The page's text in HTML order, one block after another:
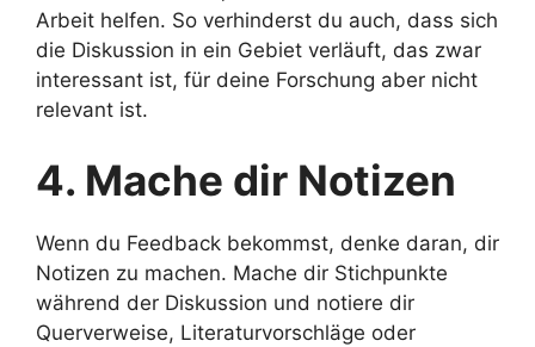
Arbeit helfen. So verhinderst du auch, dass sich
die Diskussion in ein Gebiet verläuft, das zwar
interessant ist, für deine Forschung aber nicht
relevant ist.
4. Mache dir Notizen
Wenn du Feedback bekommst, denke daran, dir
Notizen zu machen. Mache dir Stichpunkte
während der Diskussion und notiere dir
Querverweise, Literaturvorschläge oder